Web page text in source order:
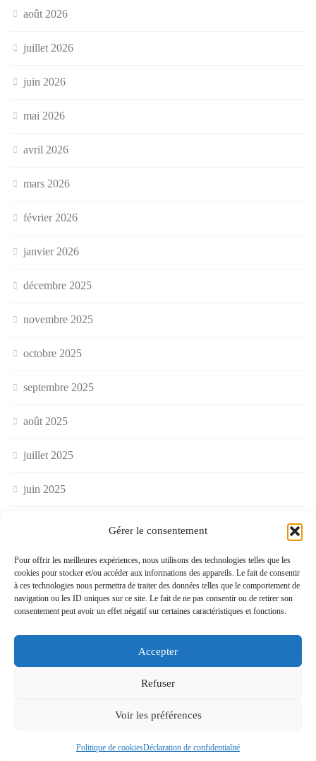
Gérer le consentement
Pour offrir les meilleures expériences, nous utilisons des technologies telles que les
cookies pour stocker et/ou accéder aux informations des appareils. Le fait de consentir
à ces technologies nous permettra de traiter des données telles que le comportement de
navigation ou les ID uniques sur ce site. Le fait de ne pas consentir ou de retirer son
consentement peut avoir un effet négatif sur certaines caractéristiques et fonctions.
Accepter
Refuser
Voir les préférences
Politique de cookiesDéclaration de confidentialité
août 2026
juillet 2026
juin 2026
mai 2026
avril 2026
mars 2026
février 2026
janvier 2026
décembre 2025
novembre 2025
octobre 2025
septembre 2025
août 2025
juillet 2025
juin 2025
avril 2025
mars 2025